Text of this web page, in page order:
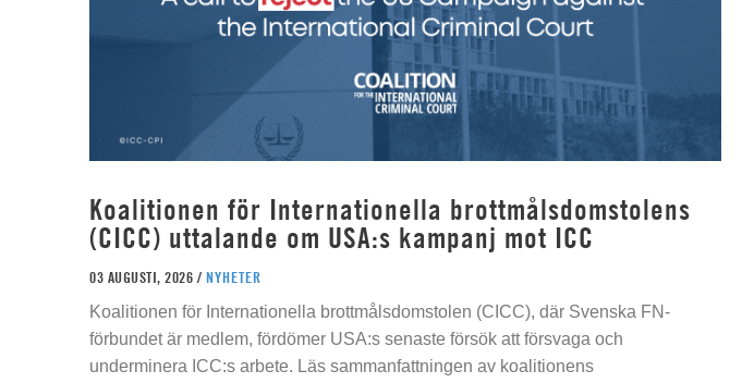
Koalitionen för Internationella brottmålsdomstolens
(CICC) uttalande om USA:s kampanj mot ICC
03 AUGUSTI, 2026 / NYHETER
Koalitionen för Internationella brottmålsdomstolen (CICC), där Svenska FN-
förbundet är medlem, fördömer USA:s senaste försök att försvaga och
underminera ICC:s arbete. Läs sammanfattningen av koalitionens